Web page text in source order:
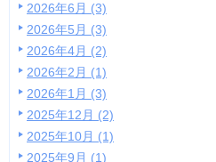
2026年6月 (3)
2026年5月 (3)
2026年4月 (2)
2026年2月 (1)
2026年1月 (3)
2025年12月 (2)
2025年10月 (1)
2025年9月 (1)